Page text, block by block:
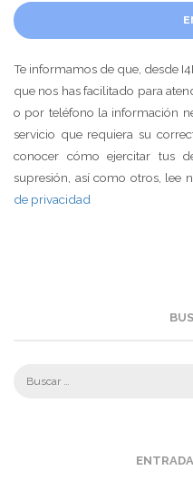
Te informamos de que, desde
que nos has facilitado para
o por teléfono la información
servicio que requiera su
conocer cómo ejercitar tus
supresión, así como otros, lee
de privacidad